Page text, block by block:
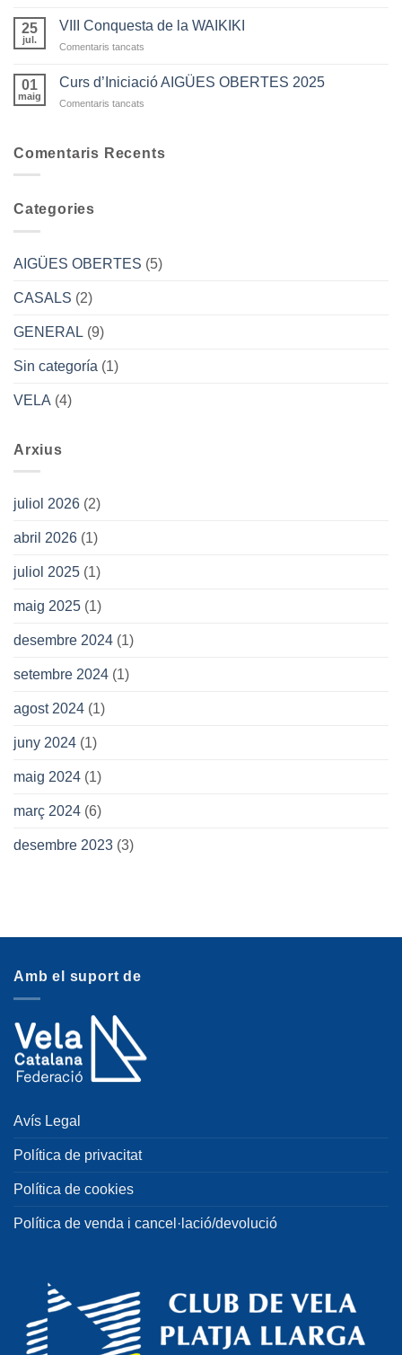
d’Iniciació
25
jul.
VIII Conquesta de la WAIKIKI
Comentaris tancats
Conquesta
01
maig
Curs d’Iniciació AIGÜES OBERTES 2025
Comentaris tancats
AIGÜES
Comentaris Recents
Categories
AIGÜES OBERTES (5)
CASALS (2)
GENERAL (9)
Sin categoría (1)
VELA (4)
Arxius
juliol 2026 (2)
abril 2026 (1)
juliol 2025 (1)
maig 2025 (1)
desembre 2024 (1)
setembre 2024 (1)
agost 2024 (1)
juny 2024 (1)
maig 2024 (1)
març 2024 (6)
desembre 2023 (3)
Amb el suport de
Avís Legal
Política de privacitat
Política de cookies
Política de venda i cancel·lació/devolució